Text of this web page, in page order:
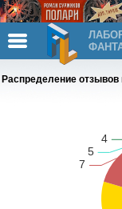
Распределение отзывов